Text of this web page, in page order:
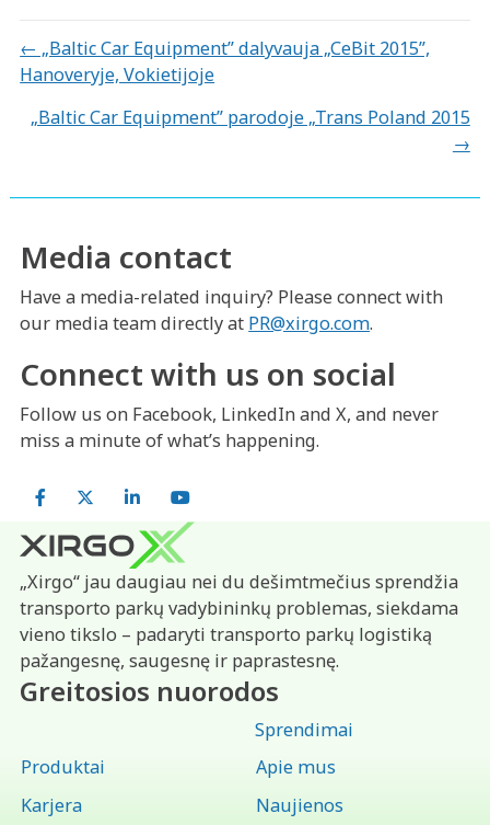
Posts
navigation
← „Baltic Car Equipment” dalyvauja „CeBit 2015”,
Hanoveryje, Vokietijoje
„Baltic Car Equipment” parodoje „Trans Poland 2015
→
Media contact
Have a media-related inquiry? Please connect with
our media team directly at PR@xirgo.com.
Connect with us on social
Follow us on Facebook, LinkedIn and X, and never
miss a minute of what’s happening.
Facebook LinkedIn
„Xirgo“ jau daugiau nei du dešimtmečius sprendžia
transporto parkų vadybininkų problemas, siekdama
vieno tikslo – padaryti transporto parkų logistiką
pažangesnę, saugesnę ir paprastesnę.
Greitosios nuorodos
Sprendimai
Produktai
Apie mus
Karjera
Naujienos